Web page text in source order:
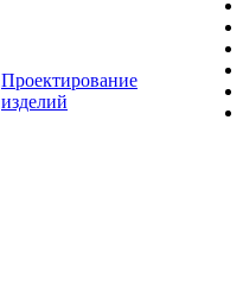
Проектирование
изделий